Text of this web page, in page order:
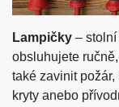
Lampičky – stolní
obsluhujete
také zavinit
kryty anebo